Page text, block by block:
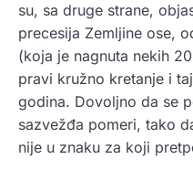
su, sa druge strane,
precesija Zemljine ose,
(koja je nagnuta nekih
pravi kružno kretanje i
godina. Dovoljno da se
sazvežđa pomeri, tako
nije u znaku za koji